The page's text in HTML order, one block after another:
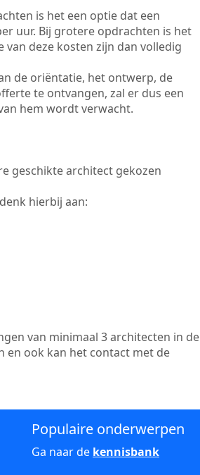
is het een optie dat een
uur. Bij grotere opdrachten is het
deze kosten zijn dan volledig
de oriëntatie, het ontwerp, de
te ontvangen, zal er dus een
hem wordt verwacht.
geschikte architect gekozen
hierbij aan:
van minimaal 3 architecten in de
en ook kan het contact met de
Populaire onderwerpen
Ga naar de kennisbank